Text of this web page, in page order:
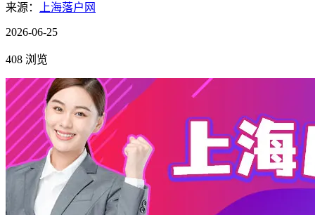
来源： 上海落户网
2026-06-25
408 浏览